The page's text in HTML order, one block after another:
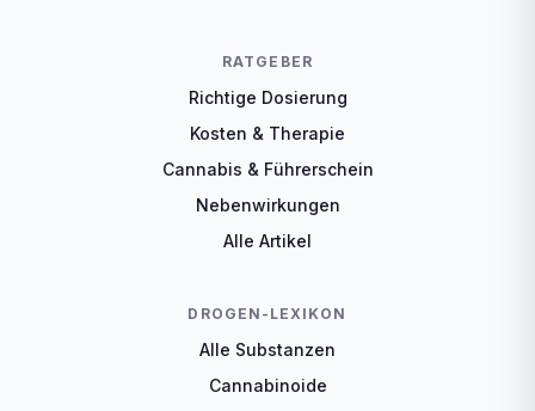
RATGEBER
Richtige Dosierung
Kosten & Therapie
Cannabis & Führerschein
Nebenwirkungen
Alle Artikel
DROGEN-LEXIKON
Alle Substanzen
Cannabinoide